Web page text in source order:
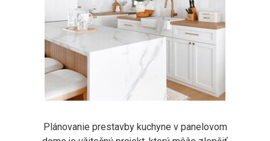
Plánovanie prestavby kuchyne v panelovom